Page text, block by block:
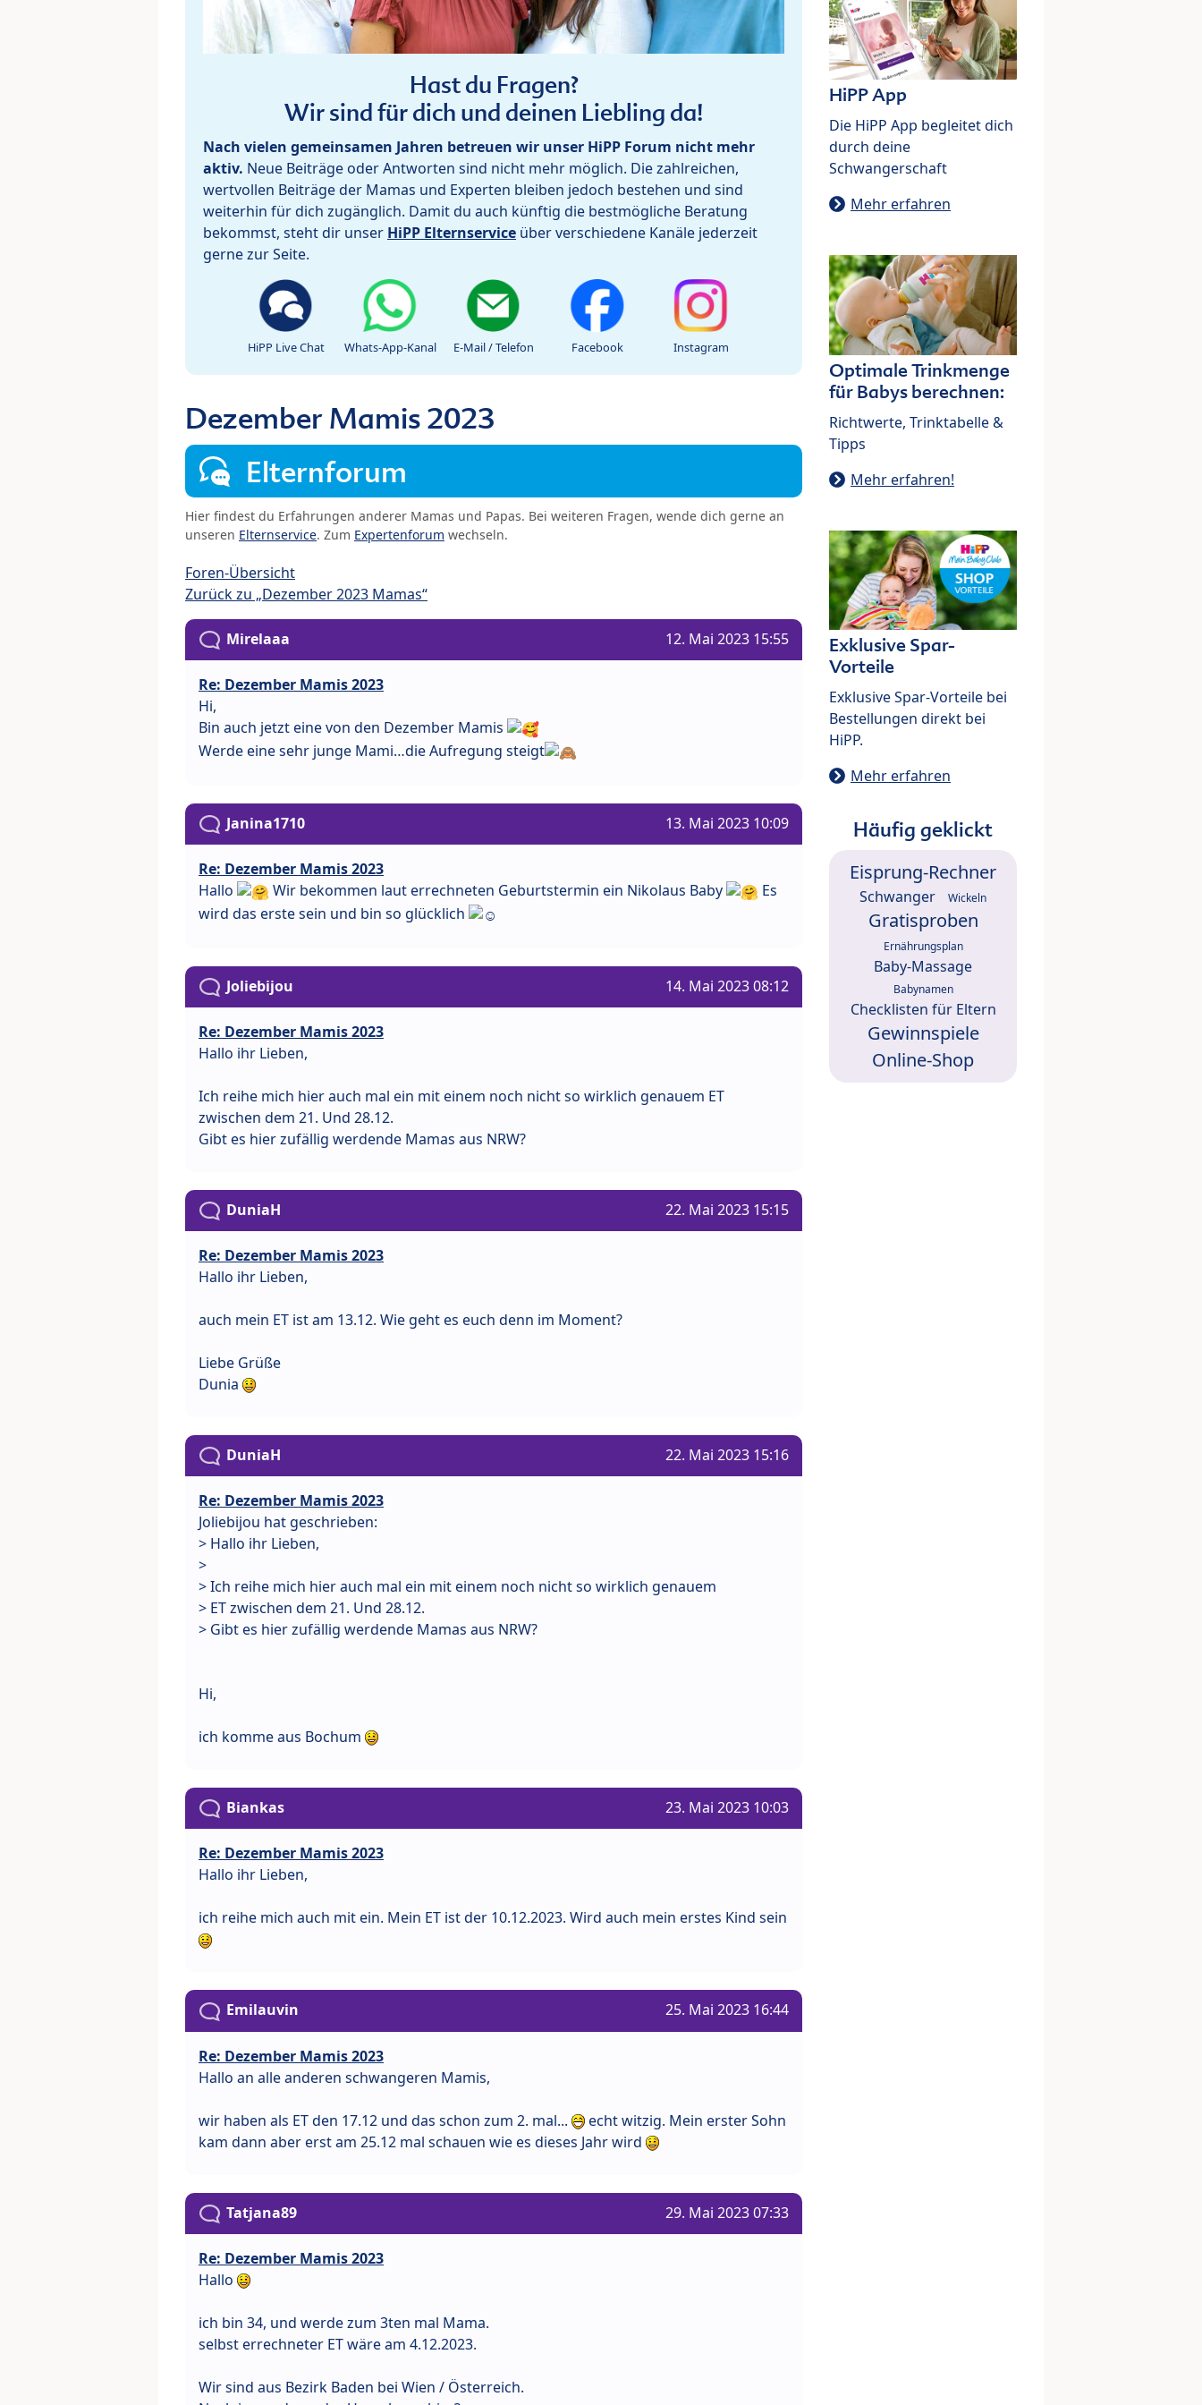
Hast du Fragen?
Wir sind für dich und deinen Liebling da!
Nach vielen gemeinsamen Jahren betreuen wir unser HiPP Forum nicht mehr
aktiv. Neue Beiträge oder Antworten sind nicht mehr möglich. Die zahlreichen,
wertvollen Beiträge der Mamas und Experten bleiben jedoch bestehen und sind
weiterhin für dich zugänglich. Damit du auch künftig die bestmögliche Beratung
bekommst, steht dir unser HiPP Elternservice über verschiedene Kanäle jederzeit
gerne zur Seite.
HiPP Live Chat Whats-App-Kanal E-Mail / Telefon Facebook Instagram
Dezember Mamis 2023
Elternforum
Hier findest du Erfahrungen anderer Mamas und Papas. Bei weiteren Fragen, wende dich gerne an
unseren Elternservice. Zum Expertenforum wechseln.
Foren-Übersicht
Zurück zu „Dezember 2023 Mamas“
Mirelaaa 12. Mai 2023 15:55
Re: Dezember Mamis 2023
Hi,
Bin auch jetzt eine von den Dezember Mamis
Werde eine sehr junge Mami…die Aufregung steigt
Janina1710 13. Mai 2023 10:09
Re: Dezember Mamis 2023
Hallo
Wir bekommen laut errechneten Geburtstermin ein Nikolaus Baby
Es
wird das erste sein und bin so glücklich
Joliebijou 14. Mai 2023 08:12
Re: Dezember Mamis 2023
Hallo ihr Lieben,
Ich reihe mich hier auch mal ein mit einem noch nicht so wirklich genauem ET
zwischen dem 21. Und 28.12.
Gibt es hier zufällig werdende Mamas aus NRW?
DuniaH 22. Mai 2023 15:15
Re: Dezember Mamis 2023
Hallo ihr Lieben,
auch mein ET ist am 13.12. Wie geht es euch denn im Moment?
Liebe Grüße
Dunia
DuniaH 22. Mai 2023 15:16
Re: Dezember Mamis 2023
Joliebijou hat geschrieben:
> Hallo ihr Lieben,
>
> Ich reihe mich hier auch mal ein mit einem noch nicht so wirklich genauem
> ET zwischen dem 21. Und 28.12.
> Gibt es hier zufällig werdende Mamas aus NRW?
Hi,
ich komme aus Bochum
Biankas 23. Mai 2023 10:03
Re: Dezember Mamis 2023
Hallo ihr Lieben,
ich reihe mich auch mit ein. Mein ET ist der 10.12.2023. Wird auch mein erstes Kind sein
Emilauvin 25. Mai 2023 16:44
Re: Dezember Mamis 2023
Hallo an alle anderen schwangeren Mamis,
wir haben als ET den 17.12 und das schon zum 2. mal...
echt witzig. Mein erster Sohn
kam dann aber erst am 25.12 mal schauen wie es dieses Jahr wird
Tatjana89 29. Mai 2023 07:33
Re: Dezember Mamis 2023
Hallo
ich bin 34, und werde zum 3ten mal Mama.
selbst errechneter ET wäre am 4.12.2023.
Wir sind aus Bezirk Baden bei Wien / Österreich.
HiPP App
Die HiPP App begleitet dich
durch deine
Schwangerschaft
Mehr erfahren
Optimale Trinkmenge
für Babys berechnen:
Richtwerte, Trinktabelle &
Tipps
Mehr erfahren!
Exklusive Spar-
Vorteile
Exklusive Spar-Vorteile bei
Bestellungen direkt bei
HiPP.
Mehr erfahren
Häufig geklickt
Eisprung-Rechner
Schwanger Wickeln
Gratisproben
Ernährungsplan
Baby-Massage
Babynamen
Checklisten für Eltern
Gewinnspiele
Online-Shop